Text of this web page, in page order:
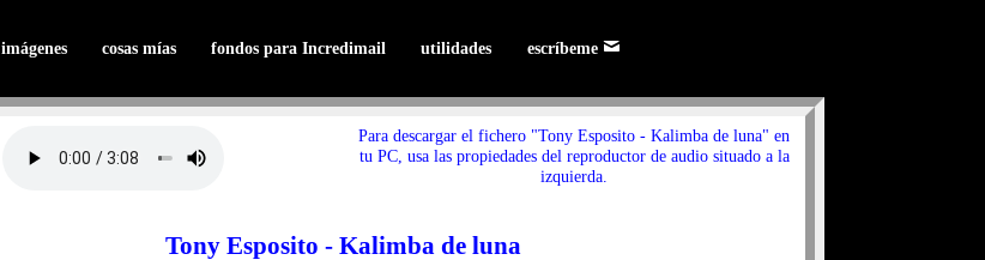
imágenes cosas mías fondos para Incredimail utilidades escríbeme
Para descargar el fichero "Tony Esposito - Kalimba de luna" en
tu PC, usa las propiedades del reproductor de audio situado a la
izquierda.
Tony Esposito - Kalimba de luna